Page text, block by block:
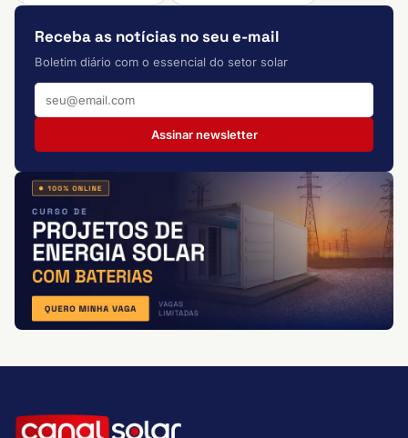
Receba as notícias no seu e-mail
Boletim diário com o essencial do setor solar
Assinar newsletter